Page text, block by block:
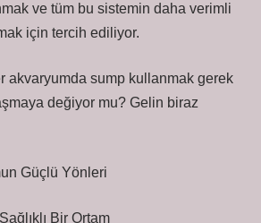
ve tüm bu sistemin daha verimli
için tercih ediliyor.
akvaryumda sump kullanmak gerek
değiyor mu? Gelin biraz
Güçlü Yönleri
Bir Ortam